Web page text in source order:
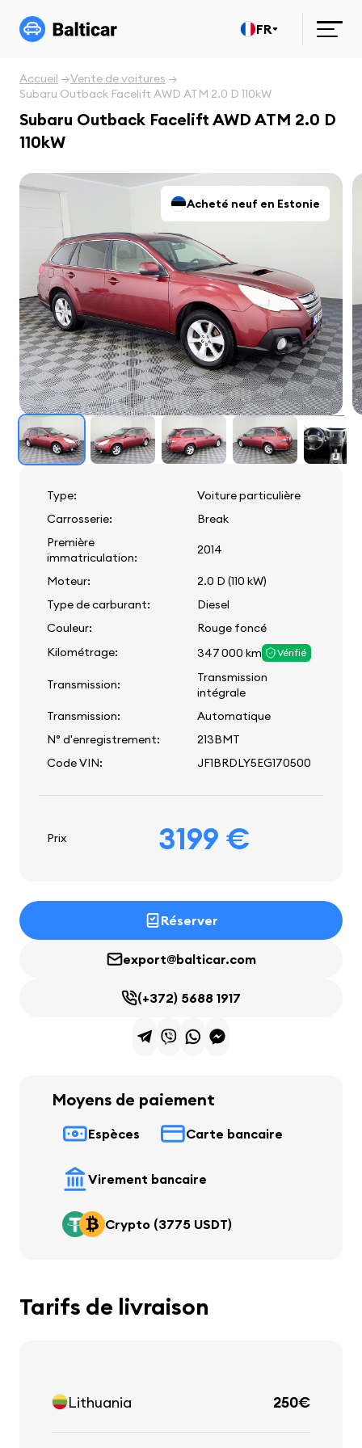
FR
Accueil
Vente de voitures
Subaru Outback Facelift AWD ATM 2.0 D 110kW
Subaru Outback Facelift AWD ATM 2.0 D
110kW
Type:
Voiture particulière
Carrosserie:
Break
Première
immatriculation:
2014
Moteur:
2.0 D (110 kW)
Type de carburant:
Diesel
Couleur:
Rouge foncé
Kilométrage:
347 000 km Vérifié
Transmission:
Transmission
intégrale
Transmission:
Automatique
N° d'enregistrement:
213BMT
Code VIN:
JF1BRDLY5EG170500
Prix 3199 €
Acheté neuf en Estonie
Réserver
export@balticar.com
(+372) 5688 1917
Moyens de paiement
Espèces Carte bancaire
Virement bancaire
Crypto (3775 USDT)
Tarifs de livraison
Lithuania 250€